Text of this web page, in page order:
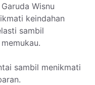
Wisnu
keindahan
sambil
sambil menikmati